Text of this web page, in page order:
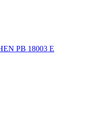
PB 18003 E